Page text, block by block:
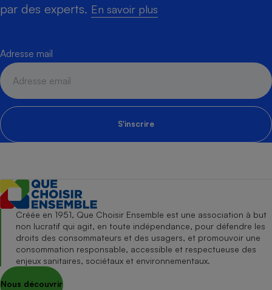
par des experts. En savoir plus
Adresse mail
S'inscrire
Créée en 1951, Que Choisir Ensemble est une association à but
non lucratif qui agit, en toute indépendance, pour défendre les
droits des consommateurs et des usagers, et promouvoir une
consommation responsable, accessible et respectueuse des
enjeux sanitaires, sociétaux et environnementaux.
Nous découvrir